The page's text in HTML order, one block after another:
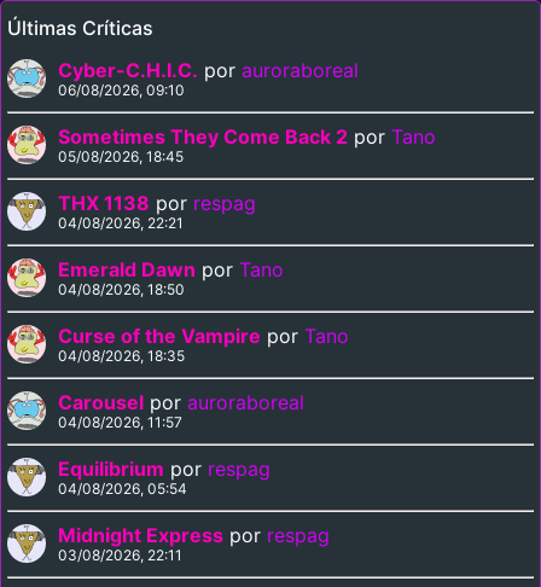
Últimas Críticas
Cyber-C.H.I.C. por auroraboreal
06/08/2026, 09:10
Sometimes They Come Back 2 por Tano
05/08/2026, 18:45
THX 1138 por respag
04/08/2026, 22:21
Emerald Dawn por Tano
04/08/2026, 18:50
Curse of the Vampire por Tano
04/08/2026, 18:35
Carousel por auroraboreal
04/08/2026, 11:57
Equilibrium por respag
04/08/2026, 05:54
Midnight Express por respag
03/08/2026, 22:11